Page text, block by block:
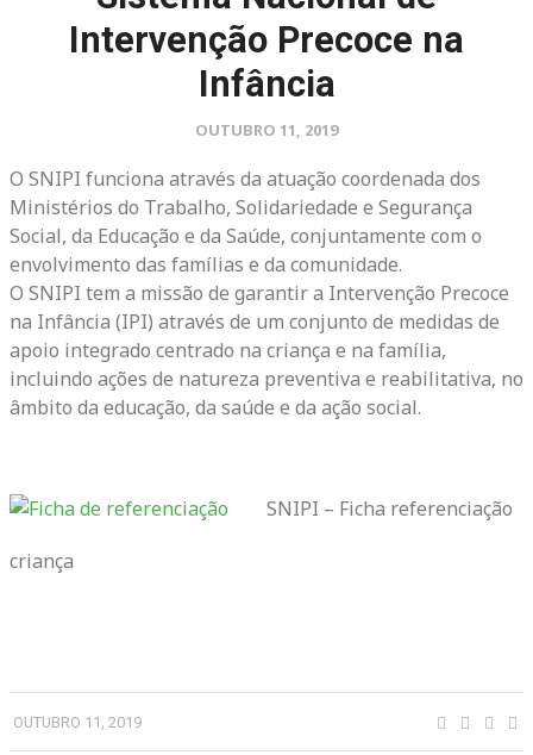
Intervenção Precoce na
Infância
OUTUBRO 11, 2019
O SNIPI funciona através da atuação coordenada dos
Ministérios do Trabalho, Solidariedade e Segurança
Social, da Educação e da Saúde, conjuntamente com o
envolvimento das famílias e da comunidade.
O SNIPI tem a missão de garantir a Intervenção Precoce
na Infância (IPI) através de um conjunto de medidas de
apoio integrado centrado na criança e na família,
incluindo ações de natureza preventiva e reabilitativa, no
âmbito da educação, da saúde e da ação social.
SNIPI – Ficha referenciação
criança
OUTUBRO 11, 2019